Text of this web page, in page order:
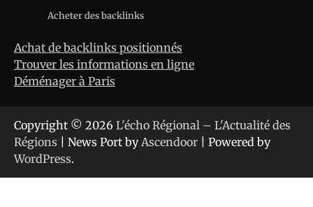
Acheter des backlinks
Achat de backlinks positionnés
Trouver les informations en ligne
Déménager à Paris
Copyright © 2026 L'écho Régional – L'Actualité des
Régions | News Port byAscendoor | Powered by
WordPress.